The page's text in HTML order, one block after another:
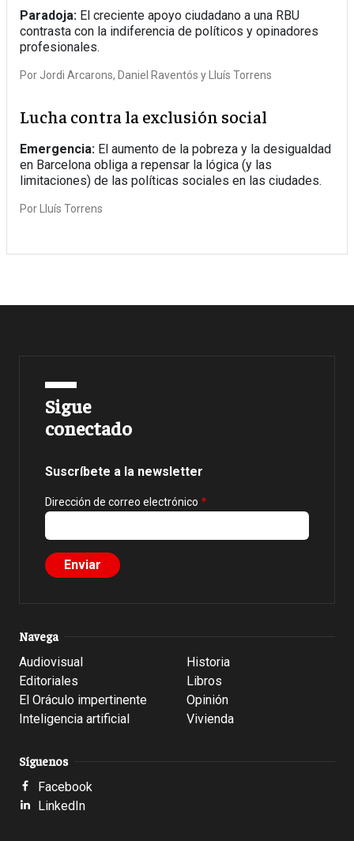
Paradoja: El creciente apoyo ciudadano a una RBU
contrasta con la indiferencia de políticos y opinadores
profesionales.
Por Jordi Arcarons Daniel Raventós Lluís Torrens
Lucha contra la exclusión social
Emergencia: El aumento de la pobreza y la desigualdad
en Barcelona obliga a repensar la lógica (y las
limitaciones) de las políticas sociales en las ciudades.
Por Lluís Torrens
Sigue
conectado
Suscríbete a la newsletter
Dirección de correo electrónico
Navega
Audiovisual
Editoriales
El Oráculo impertinente
Inteligencia artificial
Historia
Libros
Opinión
Vivienda
Síguenos
Facebook
LinkedIn